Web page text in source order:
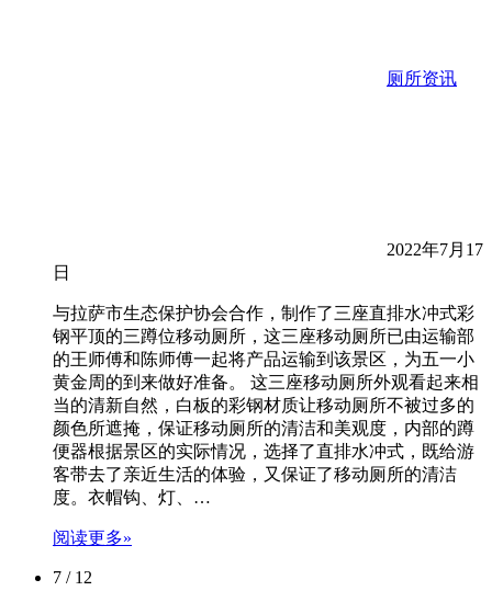
厕所资讯
2022年7月17
日
与拉萨市生态保护协会合作，制作了三座直排水冲式彩
钢平顶的三蹲位移动厕所，这三座移动厕所已由运输部
的王师傅和陈师傅一起将产品运输到该景区，为五一小
黄金周的到来做好准备。 这三座移动厕所外观看起来相
当的清新自然，白板的彩钢材质让移动厕所不被过多的
颜色所遮掩，保证移动厕所的清洁和美观度，内部的蹲
便器根据景区的实际情况，选择了直排水冲式，既给游
客带去了亲近生活的体验，又保证了移动厕所的清洁
度。衣帽钩、灯、…
阅读更多»
7 / 12